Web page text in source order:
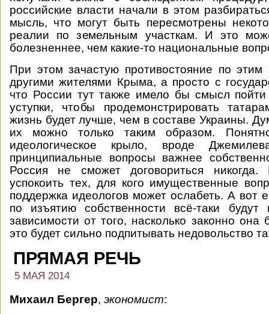
российские власти начали в этом
мысль, что могут быть пересмотрены
реалии по земельным участкам. И это
болезненнее, чем какие-то национальные
При этом зачастую противостояние по
другими жителями Крыма, а просто с
что России тут также имело бы смысл
уступки, чтобы продемонстрировать
жизнь будет лучше, чем в составе Украины.
их можно только таким образом.
идеологическое крыло, вроде
принципиальные вопросы важнее
Россия не сможет договориться
успокоить тех, для кого имущественные
поддержка идеологов может ослабеть. А вот
по изъятию собственности всё-таки
зависимости от того, насколько законно она
это будет сильно подпитывать недовольство
ПРЯМАЯ РЕЧЬ
5 МАЯ 2014
Михаил Бергер, экономист: